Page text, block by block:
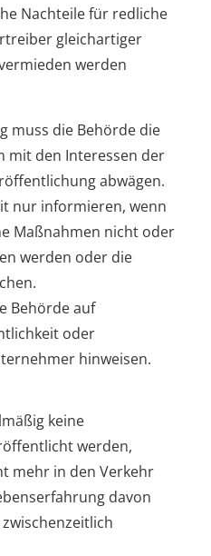
Nachteile für redliche
gleichartiger
werden
muss die Behörde die
mit den Interessen der
abwägen.
nur informieren, wenn
Maßnahmen nicht oder
werden oder die
Behörde auf
oder
hinweisen.
keine
werden,
mehr in den Verkehr
davon